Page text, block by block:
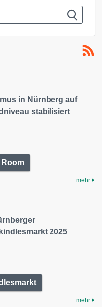
in Nürnberg auf
stabilisiert
Room
mehr
2025
mehr